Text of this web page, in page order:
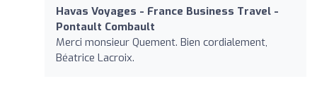
Havas Voyages - France Business Travel -
Pontault Combault
Merci monsieur Quement. Bien cordialement,
Béatrice Lacroix.